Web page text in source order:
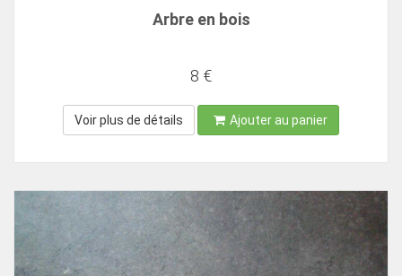
Arbre en bois
8 €
Voir plus de détails Ajouter au panier